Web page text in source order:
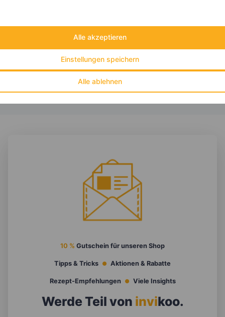
Alle ablehnen
Einstellungen speichern
Alle akzeptieren
‹ ›
Fett:
16 g
Eiweiß:
10 % Gutschein für unseren Shop
Tipps & Tricks Aktionen & Rabatte
Rezept-Empfehlungen Viele Insights
Werde Teil von invikoo.